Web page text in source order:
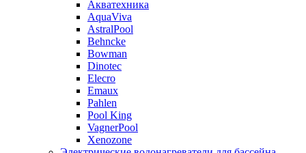
Акватехника
AquaViva
AstralPool
Behncke
Bowman
Dinotec
Elecro
Emaux
Pahlen
Pool King
VagnerPool
Xenozone